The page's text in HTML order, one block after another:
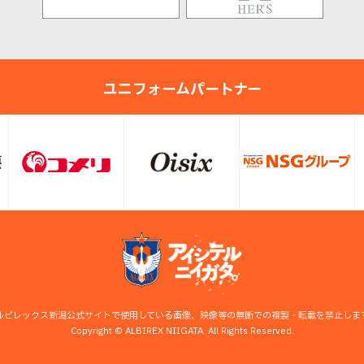
ユニフォームパートナー
ビレックス新潟公式サイトで使用している画像、映像等の無断での複製・転載を禁止しま
Copyright © ALBIREX NIIGATA. All Rights Reserved.